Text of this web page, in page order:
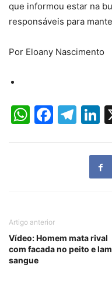
que informou estar na
responsáveis para
Por Eloany Nascimento
Artigo anterior
Vídeo: Homem mata rival
com facada no peito e
sangue